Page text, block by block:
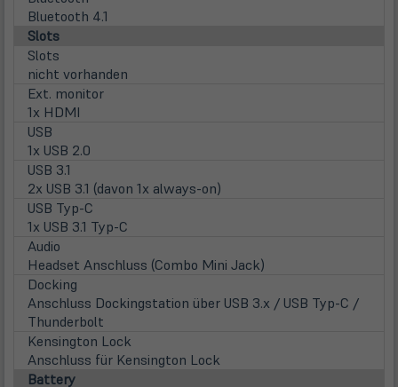
Bluetooth 4.1
Slots
Slots
nicht vorhanden
Ext. monitor
1x HDMI
USB
1x USB 2.0
USB 3.1
2x USB 3.1 (davon 1x always-on)
USB Typ-C
1x USB 3.1 Typ-C
Audio
Headset Anschluss (Combo Mini Jack)
Docking
Anschluss Dockingstation über USB 3.x / USB Typ-C /
Thunderbolt
Kensington Lock
Anschluss für Kensington Lock
Battery